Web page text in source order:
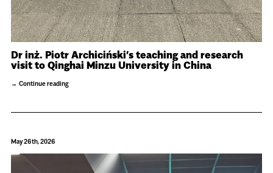
Dr inż. Piotr Archiciński’s teaching and research
visit to Qinghai Minzu University in China
Continue reading
May 26th, 2026